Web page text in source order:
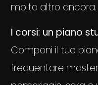
molto altro ancora.
I corsi: un piano
Componi il tuo
frequentare